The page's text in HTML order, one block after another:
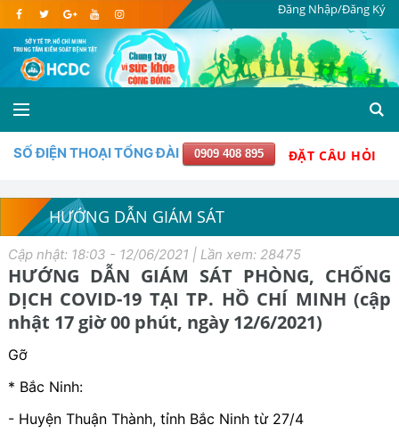
Đăng Nhập/Đăng Ký
SỐ ĐIỆN THOẠI TỔNG ĐÀI 0909 408 895 ĐẶT CÂU HỎI
HƯỚNG DẪN GIÁM SÁT
Cập nhật: 18:03 - 12/06/2021 | Lần xem: 28475
HƯỚNG DẪN GIÁM SÁT PHÒNG, CHỐNG
DỊCH COVID-19 TẠI TP. HỒ CHÍ MINH (cập
nhật 17 giờ 00 phút, ngày 12/6/2021)
Gỡ
* Bắc Ninh:
- Huyện Thuận Thành, tỉnh Bắc Ninh từ 27/4